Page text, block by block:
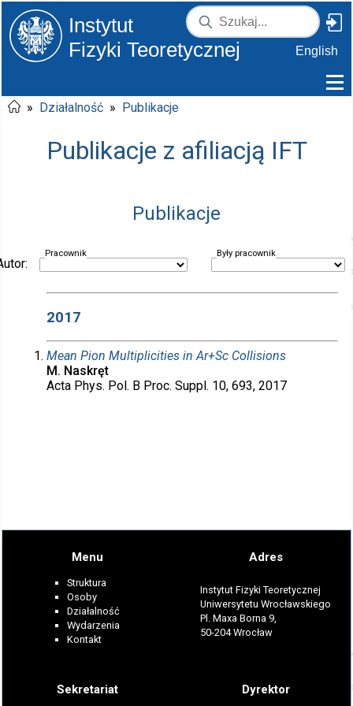
Instytut
Fizyki Teoretycznej
English
» Działalność » Publikacje
Publikacje z afiliacją IFT
Publikacje
Pracownik Były pracownik
2017
Mean Pion Multiplicities in Ar+Sc Collisions
M. Naskręt
Acta Phys. Pol. B Proc. Suppl. 10, 693, 2017
Menu
Struktura
Osoby
Działalność
Wydarzenia
Kontakt
Adres
Instytut Fizyki Teoretycznej
Uniwersytetu Wrocławskiego
Pl. Maxa Borna 9,
50-204 Wrocław
Sekretariat Dyrektor